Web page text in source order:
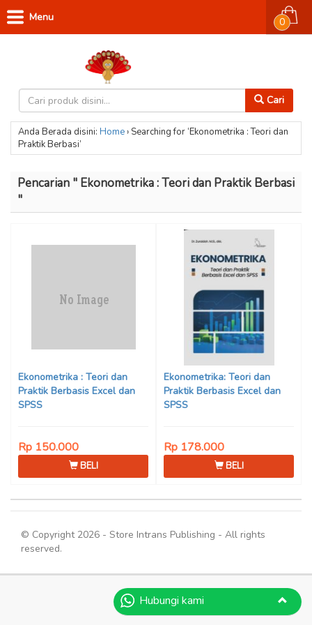
Cari
0
Menu
Anda Berada disini: Home› Searching for ‘Ekonometrika : Teori dan
Praktik Berbasi’
Pencarian " Ekonometrika : Teori dan Praktik Berbasi
"
Ekonometrika : Teori dan
Praktik Berbasis Excel dan
SPSS
Rp 150.000
BELI
Ekonometrika: Teori dan
Praktik Berbasis Excel dan
SPSS
Rp 178.000
BELI
© Copyright 2026 - Store Intrans Publishing - All rights
reserved.
Hubungi kami